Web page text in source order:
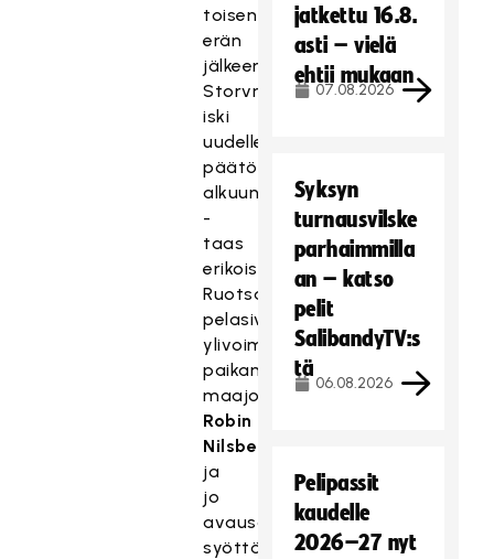
toisen
erän
jälkeen
Storvreta
iski
uudelleen
päätösjakson
alkuun
-
taas
erikoistilanteesta.
Ruotsalaiset
pelasivat
ylivoimalla
paikan
maajoukkuepuolustaja
Robin
Nilsberthille
ja
jo
avausosuman
syöttänyt
jatkettu 16.8.
asti – vielä
ehtii mukaan
07.08.2026
Syksyn
turnausvilske
parhaimmilla
an – katso
pelit
SalibandyTV:s
tä
06.08.2026
Pelipassit
kaudelle
2026–27 nyt